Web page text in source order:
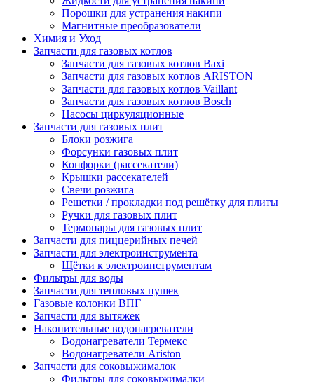
Порошки для устранения накипи
Магнитные преобразователи
Химия и Уход
Запчасти для газовых котлов
Запчасти для газовых котлов Baxi
Запчасти для газовых котлов ARISTON
Запчасти для газовых котлов Vaillant
Запчасти для газовых котлов Bosch
Насосы циркуляционные
Запчасти для газовых плит
Блоки розжига
Форсунки газовых плит
Конфорки (рассекатели)
Крышки рассекателей
Свечи розжига
Решетки / прокладки под решётку для плиты
Ручки для газовых плит
Термопары для газовых плит
Запчасти для пиццерийных печей
Запчасти для электроинструмента
Щётки к электроинструментам
Фильтры для воды
Запчасти для тепловых пушек
Газовые колонки ВПГ
Запчасти для вытяжек
Накопительные водонагреватели
Водонагреватели Термекс
Водонагреватели Ariston
Запчасти для соковыжималок
Фильтры для соковыжималки